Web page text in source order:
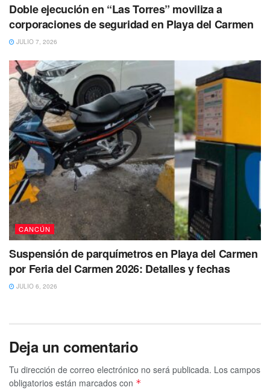
Doble ejecución en “Las Torres” moviliza a
corporaciones de seguridad en Playa del Carmen
JULIO 7, 2026
CANCÚN
Suspensión de parquímetros en Playa del Carmen
por Feria del Carmen 2026: Detalles y fechas
JULIO 6, 2026
Deja un comentario
Tu dirección de correo electrónico no será publicada. Los campos
obligatorios están marcados con *